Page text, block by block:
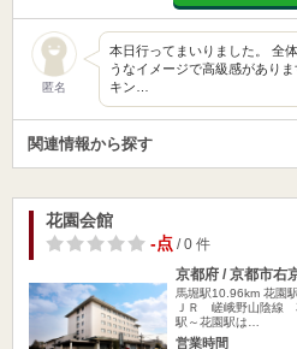
匿名
本日行ってまいりました。 全
うなイメージで高級感があり
キン…
関連情報から探す
花園会館
-点/ 0 件
京都府 / 京都市右
馬堀駅10.96km 花園
ＪＲ 嵯峨野山陰線
駅～花園駅は…
営業時間